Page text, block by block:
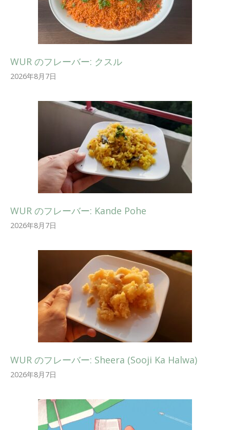
WUR のフレーバー: クスル
2026年8月7日
WUR のフレーバー: Kande Pohe
2026年8月7日
WUR のフレーバー: Sheera (Sooji Ka Halwa)
2026年8月7日